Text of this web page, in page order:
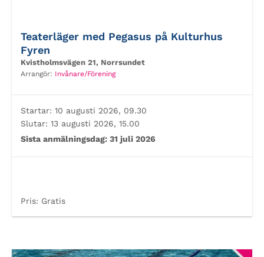
Teaterläger med Pegasus på Kulturhus
Fyren
Kvistholmsvägen 21, Norrsundet
Arrangör: Invånare/Förening
Startar: 10 augusti 2026, 09.30
Slutar: 13 augusti 2026, 15.00
Sista anmälningsdag: 31 juli 2026
Pris: Gratis